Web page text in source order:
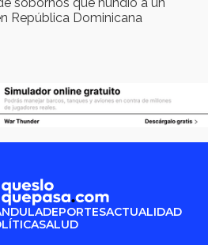
sobornos que hundió a un
República Dominicana
DEPORTESACTUALIDAD
SALUD